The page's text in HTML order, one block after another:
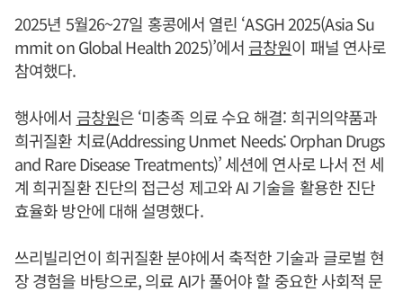
2025년 5월26~27일 홍콩에서 열린 ‘ASGH 2025(Asia Su
mmit on Global Health 2025)’에서 금창원이 패널 연사로
참여했다.
행사에서 금창원은 ‘미충족 의료 수요 해결: 희귀의약품과
희귀질환 치료(Addressing Unmet Needs: Orphan Drugs
and Rare Disease Treatments)’ 세션에 연사로 나서 전 세
계 희귀질환 진단의 접근성 제고와 AI 기술을 활용한 진단
효율화 방안에 대해 설명했다.
쓰리빌리언이 희귀질환 분야에서 축적한 기술과 글로벌 현
장 경험을 바탕으로, 의료 AI가 풀어야 할 중요한 사회적 문